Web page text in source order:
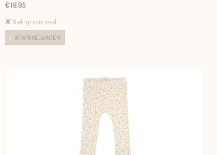
€ 19,95
✘ Niet op voorraad
IN WINKELWAGEN